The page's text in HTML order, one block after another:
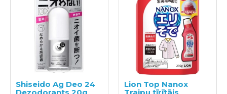
Shiseido Ag Deo 24
Dezodorants 20g
Lion Top Nanox
Traipu tīrītājs